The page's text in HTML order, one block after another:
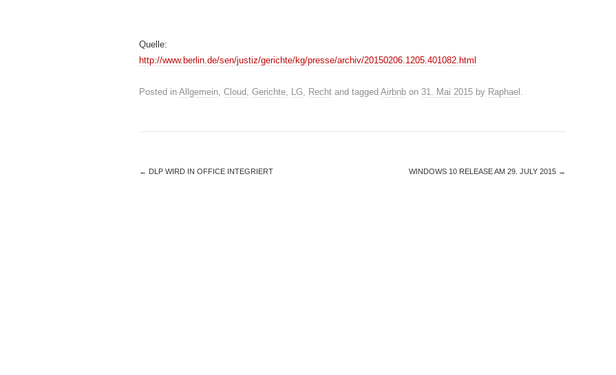
Quelle:
http://www.berlin.de/sen/justiz/gerichte/kg/presse/archiv/20150206.1205.401082.html
Posted in Allgemein, Cloud, Gerichte, LG, Recht and tagged Airbnb on 31. Mai 2015 by Raphael .
← DLP WIRD IN OFFICE INTEGRIERT WINDOWS 10 RELEASE AM 29. JULY 2015 →